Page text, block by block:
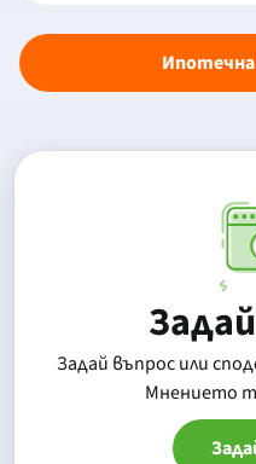
Задай въпрос или
Mнението